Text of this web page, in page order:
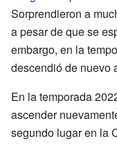
Sorprendieron a
a pesar de que se
embargo, en la
descendió de nuevo
En la temporada
ascender
segundo lugar en la